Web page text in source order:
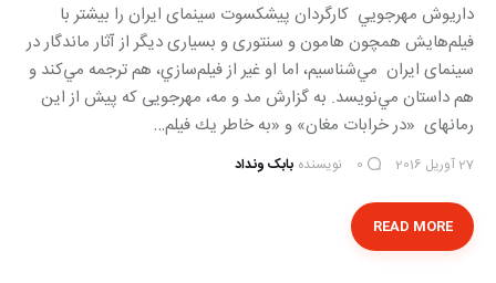
داريوش مهرجويي کارگردان پیشکسوت سینمای ایران را بيشتر با
فيلم‌هايش همچون هامون و سنتوری و بسیاری دیگر از آثار ماندگار در
سینمای ایران مي‌شناسيم، اما او غير از فيلم‌سازي، هم ترجمه مي‌كند و
هم داستان مي‌نويسد. به گزارش مد و مه، مهرجویی که پیش از این
رمانهای «در خرابات مغان» و «به خاطر يك فيلم…
27 آوریل 2016 0 نویسنده بابک ونداد
READ MORE